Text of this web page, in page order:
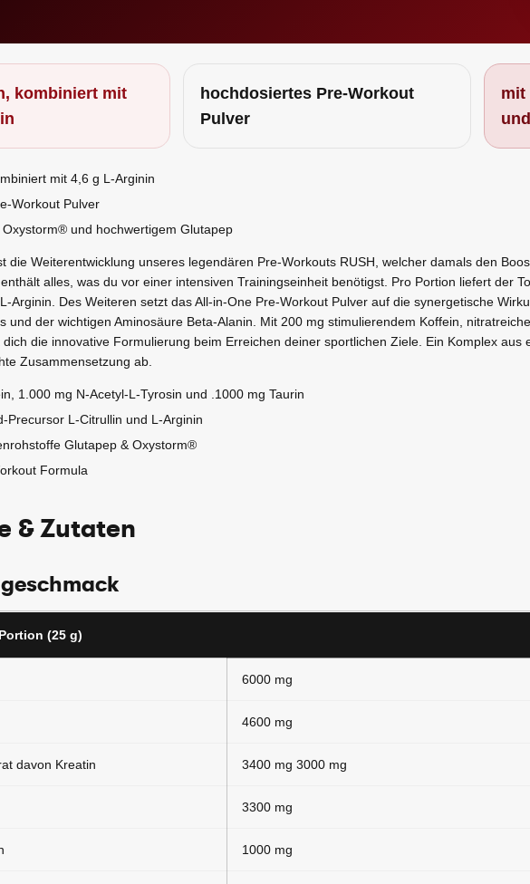
kombiniert mit
hochdosiertes Pre-Workout
Pulver
mit
mit 4,6 g L-Arginin
Workout Pulver
und hochwertigem Glutapep
die Weiterentwicklung unseres legendären Pre-Workouts RUSH, welcher damals den
alles, was du vor einer intensiven Trainingseinheit benötigst. Pro Portion liefert der
Arginin. Des Weiteren setzt das All-in-One Pre-Workout Pulver auf die synergetische
und der wichtigen Aminosäure Beta-Alanin. Mit 200 mg stimulierendem Koffein,
die innovative Formulierung beim Erreichen deiner sportlichen Ziele. Ein Komplex aus
Zusammensetzung ab.
1.000 mg N-Acetyl-L-Tyrosin und .1000 mg Taurin
Precursor L-Citrullin und L-Arginin
Glutapep & Oxystorm®
Formula
& Zutaten
(25 g)
6000 mg
4600 mg
davon Kreatin 3400 mg 3000 mg
3300 mg
1000 mg